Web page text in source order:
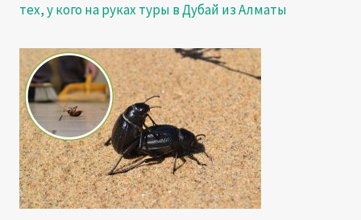
тех, у кого на руках туры в Дубай из Алматы